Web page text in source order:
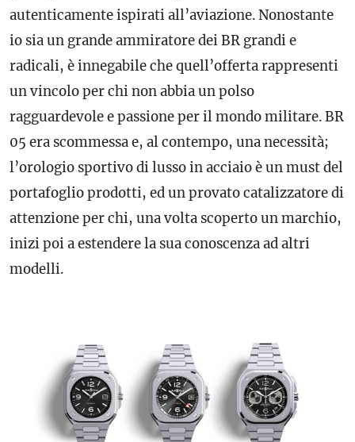
autenticamente ispirati all’aviazione. Nonostante
io sia un grande ammiratore dei BR grandi e
radicali, è innegabile che quell’offerta rappresenti
un vincolo per chi non abbia un polso
ragguardevole e passione per il mondo militare. BR
05 era scommessa e, al contempo, una necessità;
l’orologio sportivo di lusso in acciaio è un must del
portafoglio prodotti, ed un provato catalizzatore di
attenzione per chi, una volta scoperto un marchio,
inizi poi a estendere la sua conoscenza ad altri
modelli.